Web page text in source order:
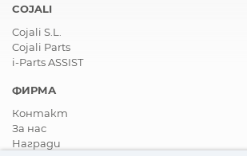
COJALI
Cojali S.L.
Cojali Parts
i-Parts ASSIST
ФИРМА
Контакт
За нас
Награди